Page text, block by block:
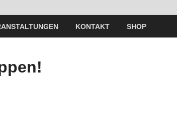
KONTAKT SHOP